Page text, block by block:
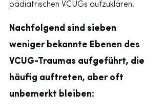
pädiatrischen VCUGs aufzuklären.
Nachfolgend sind sieben
weniger bekannte Ebenen des
VCUG-Traumas aufgeführt, die
häufig auftreten, aber oft
unbemerkt bleiben: